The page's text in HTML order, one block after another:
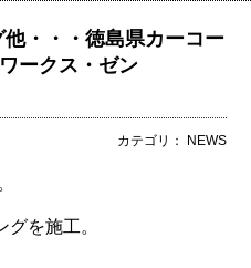
・・・徳島県カーコー
ークス・ゼン
カテゴリ： NEWS
を施工。